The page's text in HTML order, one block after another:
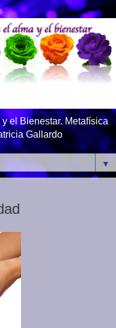
el Bienestar. Metafísica
Gallardo
▼